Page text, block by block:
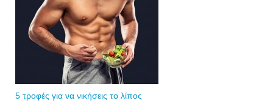
5 τροφές για να νικήσεις το λίπος